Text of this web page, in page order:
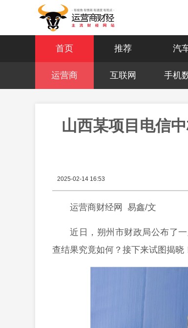
首页 推荐 汽
运营商 互联网 手机
山西某项目电信
2025-02-14 16:53
运营商财经网 易鑫/文
近日，朔州市财政局公布了
查结果究竟如何？接下来试图揭晓